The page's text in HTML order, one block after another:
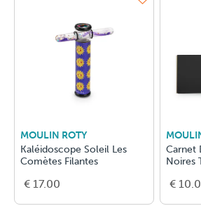
MOULIN ROTY
Kaléidoscope Soleil Les
Comètes Filantes
€ 17.00
Carnet
Noires
€